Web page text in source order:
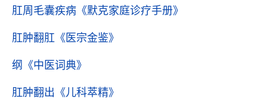
肛周毛囊疾病 《默克家庭诊疗手册》
肛肿翻肛 《医宗金鉴》
纲 《中医词典》
肛肿翻出 《儿科萃精》